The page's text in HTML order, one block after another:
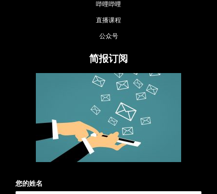
哔哩哔哩
直播课程
公众号
简报订阅
您的姓名